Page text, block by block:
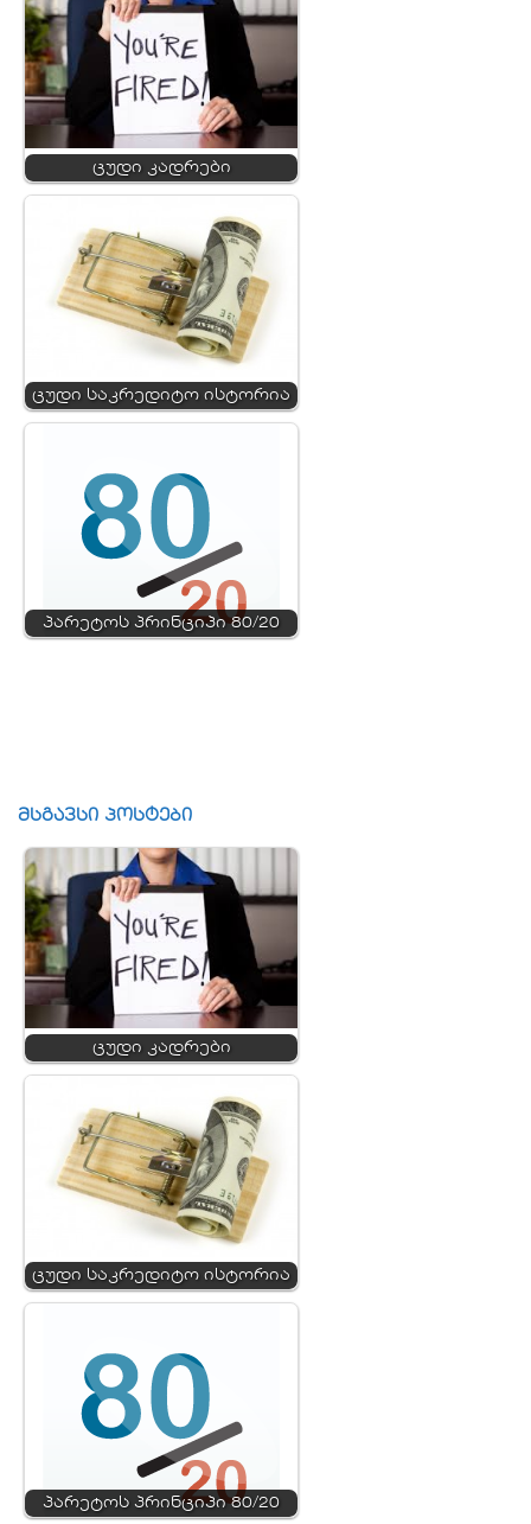
ცუდი კადრები
ცუდი საკრედიტო ისტორია
პარეტოს პრინციპი 80/20
მსგავსი პოსტები
ცუდი კადრები
ცუდი საკრედიტო ისტორია
პარეტოს პრინციპი 80/20